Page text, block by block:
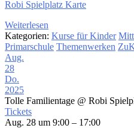
Robi Spielplatz Karte
Weiterlesen
Kategorien: Kurse für Kinder
Primarschule Themenwerken
Aug.
28
Do.
2025
Tolle Familientage @ Robi
Tickets
Aug. 28 um 9:00 – 17:00